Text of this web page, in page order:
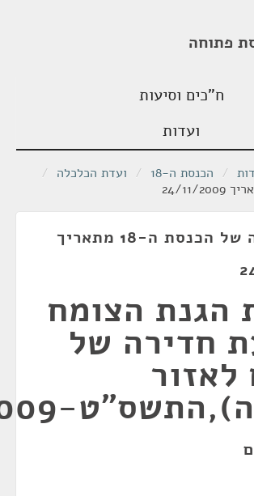
ח"כים וסיעות
ועדות
/ הכנסת ה-18 / ועדת הכלכלה /
ישיבת ועדה של הכנסת ה-18 מתאריך
הגנת הצומח
חדירה של
2009